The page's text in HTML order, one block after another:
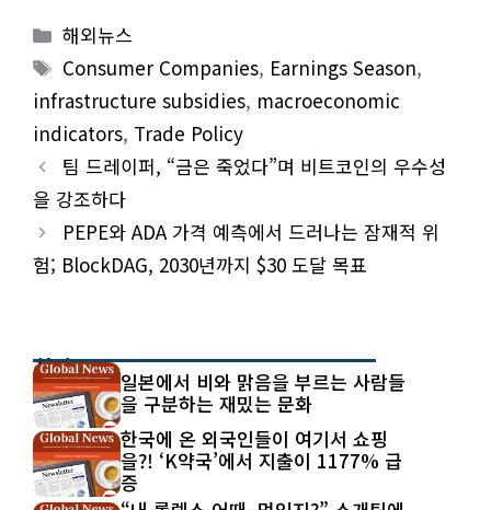
Categories
해외뉴스
Tags
Consumer Companies, Earnings Season,
infrastructure subsidies, macroeconomic
indicators, Trade Policy
팀 드레이퍼, “금은 죽었다”며 비트코인의 우수성
을 강조하다
PEPE와 ADA 가격 예측에서 드러나는 잠재적 위
험; BlockDAG, 2030년까지 $30 도달 목표
최신 글
일본에서 비와 맑음을 부르는 사람들
을 구분하는 재밌는 문화
한국에 온 외국인들이 여기서 쇼핑
을?! ‘K약국’에서 지출이 1177% 급
증